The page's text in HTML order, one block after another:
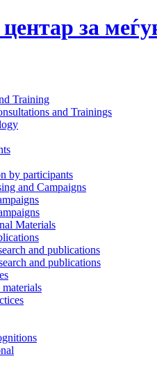
за
Training
and Trainings
by participants
and Campaigns
Materials
and publications
and publications
materials